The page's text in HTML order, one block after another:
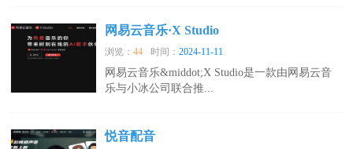
网易云音乐·X Studio
浏览：44 时间：2024-11-11
网易云音乐&middot;X Studio是一款由网易云音
乐与小冰公司联合推...
悦音配音